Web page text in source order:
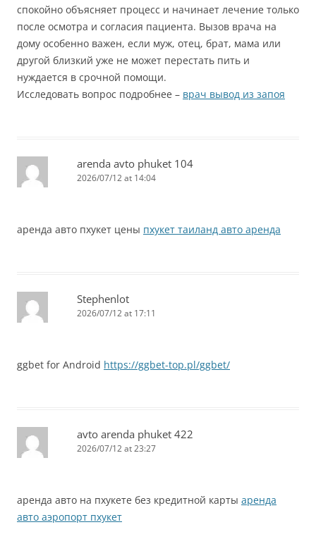
спокойно объясняет процесс и начинает лечение только
после осмотра и согласия пациента. Вызов врача на
дому особенно важен, если муж, отец, брат, мама или
другой близкий уже не может перестать пить и
нуждается в срочной помощи.
Исследовать вопрос подробнее – врач вывод из запоя
arenda avto phuket 104
2026/07/12 at 14:04
аренда авто пхукет цены пхукет таиланд авто аренда
Stephenlot
2026/07/12 at 17:11
ggbet for Android https://ggbet-top.pl/ggbet/
avto arenda phuket 422
2026/07/12 at 23:27
аренда авто на пхукете без кредитной карты аренда
авто аэропорт пхукет